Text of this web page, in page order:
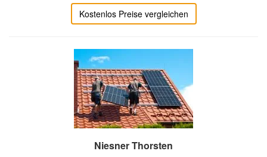
Kostenlos Preise vergleichen
Niesner Thorsten